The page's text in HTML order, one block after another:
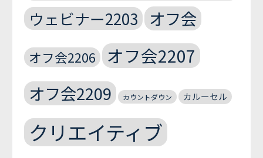
ウェビナー2203 オフ会
オフ会2206 オフ会2207
オフ会2209 カウントダウン カルーセル
クリエイティブ